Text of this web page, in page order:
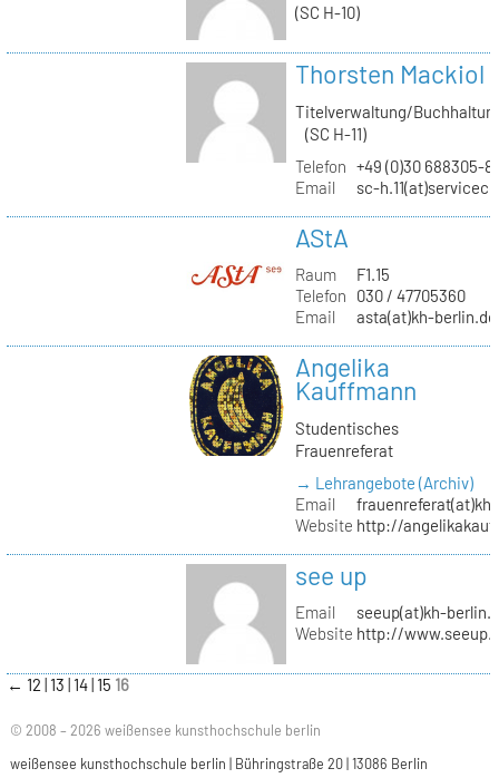
(SC H-10)
Thorsten Mackiol
Titelverwaltung/
(SC H-11)
Telefon +49 (0)30 688305-
Email
sc-
AStA
Raum
F1.15
Telefon
030 / 47705360
Email
asta(at)kh-berlin.de
Angelika
Kauffmann
Studentisches
Frauenreferat
→ Lehrangebote (Archiv)
Email
Website http://
see up
Email
seeup(at)kh-
Website http://
← 12 13 14 15 16
© 2008 – 2026 weißensee kunsthochschule berlin
weißensee kunsthochschule berlin | Bühringstraße 20 | 13086 Berlin